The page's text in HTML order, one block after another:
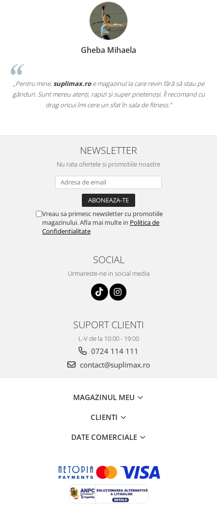
Gheba Mihaela
„Pentru mine,suplimax.roe magazinul la care revin fără să stau pe
gânduri. Sunt mereu atenți, rapizi și super prietenoși. Îl recomand cu
drag oricui îmi cere un sfat în sala de fitness.”
NEWSLETTER
Nu rata ofertele si promotiile noastre
Vreau sa primesc newsletter cu promotiile
magazinului. Afla mai multe in Politica de
Confidentialitate
SOCIAL
Urmareste-ne in social media
SUPORT CLIENTI
L-V de la 10:00 - 19:00
0724 114 111
contact@suplimax.ro
MAGAZINUL MEU
CLIENTI
DATE COMERCIALE